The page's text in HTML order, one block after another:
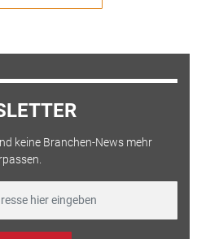
keine Branchen-News mehr